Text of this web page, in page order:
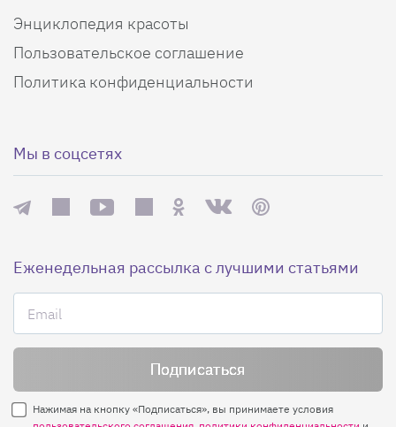
Энциклопедия красоты
Пользовательское соглашение
Политика конфиденциальности
Мы в соцсетях
Еженедельная рассылка с лучшими статьями
Нажимая на кнопку «Подписаться», вы принимаете условия